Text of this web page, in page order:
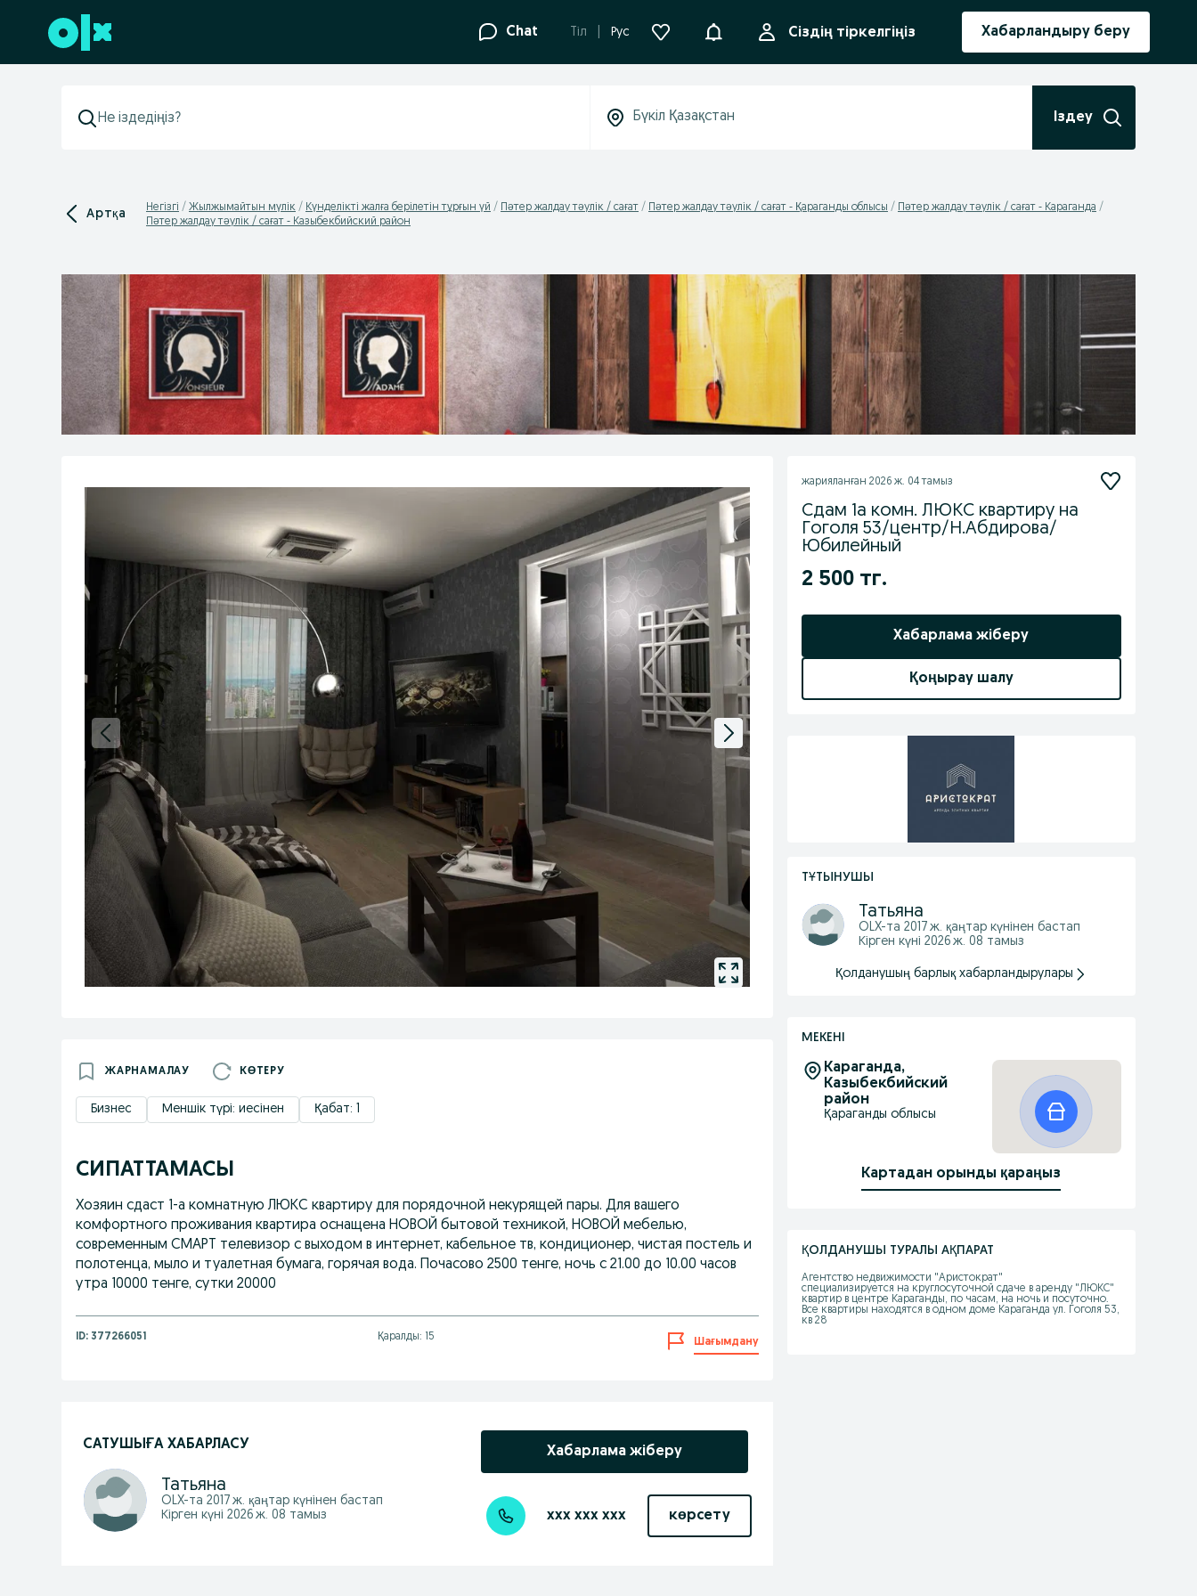
Төменгі деректемеге өту Chat Tіл Рус АқпараттандыруСіздің тіркелгіңіз Хабарландыру беру
Іздеу
Артқа Негізгі Жылжымайтын мүлік Күнделікті жалға берілетін тұрғын үй Пәтер жалдау тәулік / сағат Пәтер жалдау тәулік / сағат - Қараганды облысы
Пәтер жалдау тәулік / сағат - Караганда
Пәтер жалдау тәулік / сағат - Казыбекбийский район
ЖАРНАМАЛАУ КӨТЕРУ
Бизнес Меншік түрі: иесінен Қабат: 1
СИПАТТАМАСЫ
Хозяин сдаст 1-а комнатную ЛЮКС квартиру для порядочной некурящей пары. Для вашего
комфортного проживания квартира оснащена НОВОЙ бытовой техникой, НОВОЙ мебелью,
современным СМАРТ телевизор с выходом в интернет, кабельное тв, кондиционер, чистая постель и
полотенца, мыло и туалетная бумага, горячая вода. Почасово 2500 тенге, ночь с 21.00 до 10.00 часов
утра 10000 тенге, сутки 20000
ID: 377266051 Қаралды: 15 Шағымдану
САТУШЫҒА ХАБАРЛАСУ
Татьяна
OLX-та 2017 ж. қаңтар күнінен бастап
Кірген күні 2026 ж. 08 тамыз
Хабарлама жіберу
xxx xxx xxx көрсету
жарияланған 2026 ж. 04 тамыз
Сдам 1а комн. ЛЮКС квартиру на
Гоголя 53/центр/Н.Абдирова/
Юбилейный
2 500 тг.
Хабарлама жіберу
Қоңырау шалу
ТҰТЫНУШЫ
Татьяна
OLX-та 2017 ж. қаңтаркүнінен бастап
Кірген күні 2026 ж. 08 тамыз
Қолданушың барлық хабарландырулары
МЕКЕНІ
Караганда,
Казыбекбийский
район
Қараганды облысы
Картадан орынды қараңыз
ҚОЛДАНУШЫ ТУРАЛЫ АҚПАРАТ
Агентство недвижимости "Аристократ"
специализируется на круглосуточной сдаче в аренду "ЛЮКС"
квартир в центре Караганды, по часам, на ночь и посуточно.
Все квартиры находятся в одном доме Караганда ул. Гоголя 53,
кв 28